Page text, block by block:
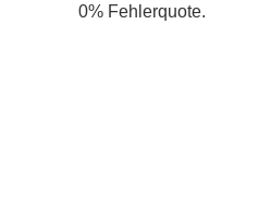
0% Fehlerquote.